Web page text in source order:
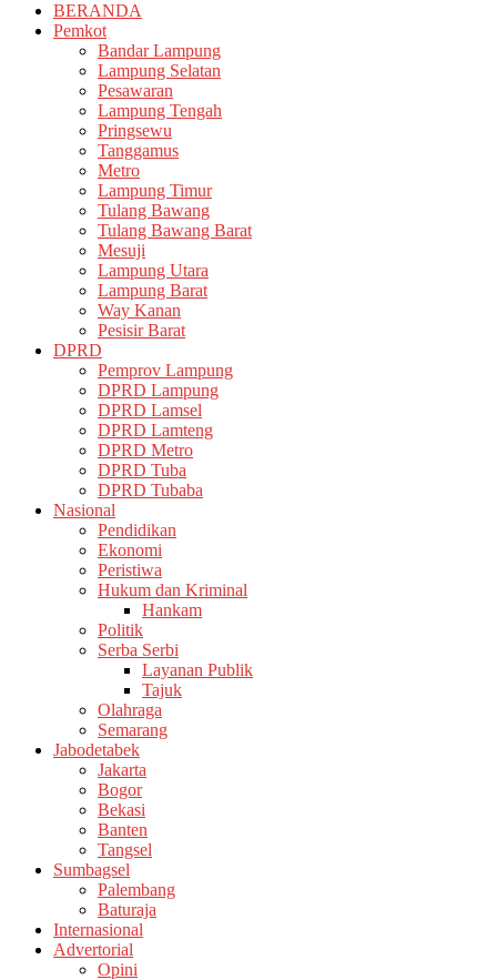
BERANDA
Pemkot
Bandar Lampung
Lampung Selatan
Pesawaran
Lampung Tengah
Pringsewu
Tanggamus
Metro
Lampung Timur
Tulang Bawang
Tulang Bawang Barat
Mesuji
Lampung Utara
Lampung Barat
Way Kanan
Pesisir Barat
DPRD
Pemprov Lampung
DPRD Lampung
DPRD Lamsel
DPRD Lamteng
DPRD Metro
DPRD Tuba
DPRD Tubaba
Nasional
Pendidikan
Ekonomi
Peristiwa
Hukum dan Kriminal
Hankam
Politik
Serba Serbi
Layanan Publik
Tajuk
Olahraga
Semarang
Jabodetabek
Jakarta
Bogor
Bekasi
Banten
Tangsel
Sumbagsel
Palembang
Baturaja
Internasional
Advertorial
Opini